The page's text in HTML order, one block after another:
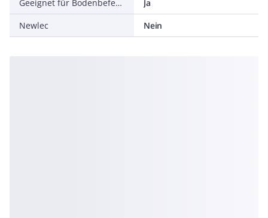
Geeignet für Bodenbefestigung
Ja
Newlec
Nein